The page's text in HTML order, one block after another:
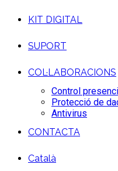
KIT DIGITAL
SUPORT
COL·LABORACIONS
Control
Protecció de
Antivirus
CONTACTA
Català